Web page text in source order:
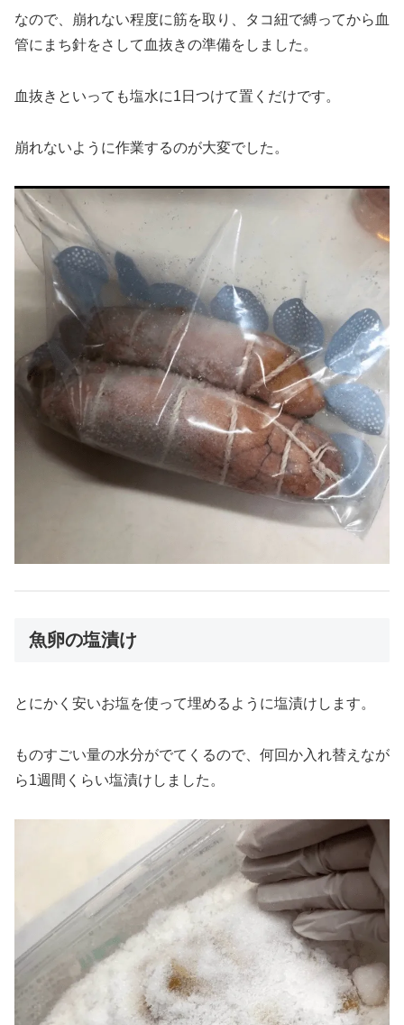
なので、崩れない程度に筋を取り、タコ紐で縛ってから血
管にまち針をさして血抜きの準備をしました。
血抜きといっても塩水に1日つけて置くだけです。
崩れないように作業するのが大変でした。
魚卵の塩漬け
とにかく安いお塩を使って埋めるように塩漬けします。
ものすごい量の水分がでてくるので、何回か入れ替えなが
ら1週間くらい塩漬けしました。